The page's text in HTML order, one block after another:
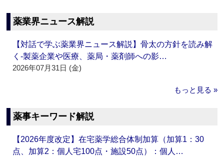
薬業界ニュース解説
【対話で学ぶ薬業界ニュース解説】骨太の方針を読み解
く‐製薬企業や医療、薬局・薬剤師への影…
2026年07月31日 (金)
もっと見る »
薬事キーワード解説
【2026年度改定】在宅薬学総合体制加算（加算1：30
点、加算2：個人宅100点・施設50点）：個人…